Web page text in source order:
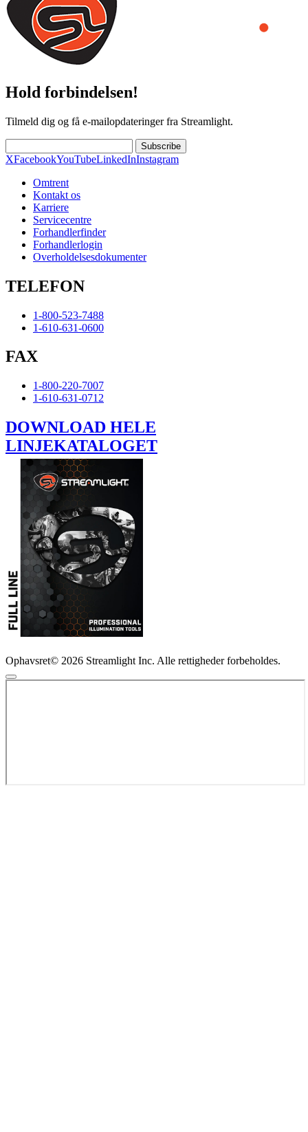
Hold forbindelsen!
Tilmeld dig og få e-mailopdateringer fra Streamlight.
Subscribe
XFacebookYouTubeLinkedInInstagram
Omtrent
Kontakt os
Karriere
Servicecentre
Forhandlerfinder
Forhandlerlogin
Overholdelsesdokumenter
TELEFON
1-800-523-7488
1-610-631-0600
FAX
1-800-220-7007
1-610-631-0712
DOWNLOAD HELE
LINJEKATALOGET
Ophavsret© 2026 Streamlight Inc. Alle rettigheder forbeholdes.